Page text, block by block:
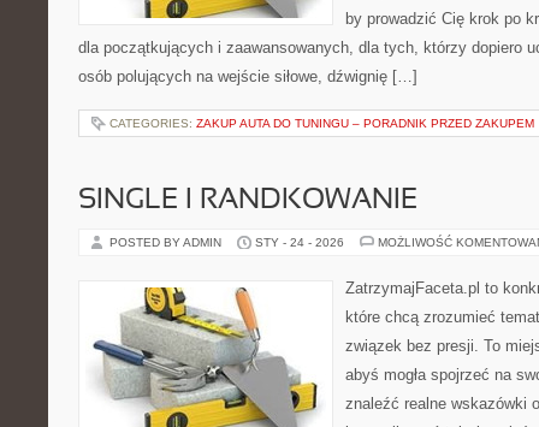
by prowadzić Cię krok po
dla początkujących i zaawansowanych, dla tych, którzy dopiero
osób polujących na wejście siłowe, dźwignię […]
CATEGORIES: ZAKUP AUTA DO TUNINGU – PORADNIK PRZED ZAKUPEM
SINGLE I RANDKOWANIE
POSTED BY ADMIN STY - 24 - 2026 MOŻLIWOŚĆ
ZatrzymajFaceta.pl to
które chcą zrozumieć
związek bez presji. To
abyś mogła spojrzeć na
znaleźć realne wskazówki